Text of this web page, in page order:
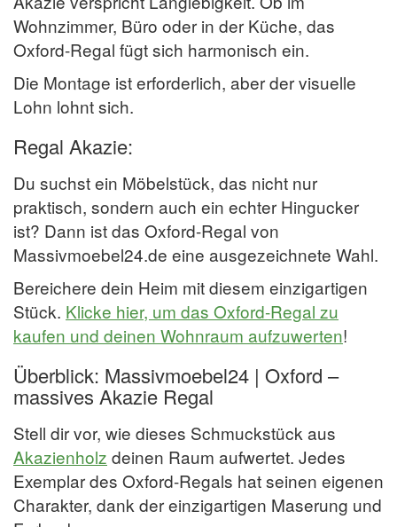
Wohnzimmer, Büro oder in der Küche, das
Oxford-Regal fügt sich harmonisch ein.
Die Montage ist erforderlich, aber der visuelle
Lohn lohnt sich.
Regal Akazie:
Du suchst ein Möbelstück, das nicht nur
praktisch, sondern auch ein echter Hingucker
ist? Dann ist das Oxford-Regal von
Massivmoebel24.de eine ausgezeichnete Wahl.
Bereichere dein Heim mit diesem einzigartigen
Stück. Klicke hier, um das Oxford-Regal zu
kaufen und deinen Wohnraum aufzuwerten!
Überblick: Massivmoebel24 | Oxford –
massives Akazie Regal
Stell dir vor, wie dieses Schmuckstück aus
Akazienholz deinen Raum aufwertet. Jedes
Exemplar des Oxford-Regals hat seinen eigenen
Charakter, dank der einzigartigen Maserung und